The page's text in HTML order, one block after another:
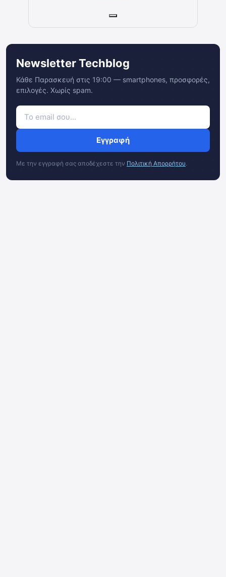
Newsletter Techblog
Κάθε Παρασκευή στις 19:00 — smartphones, προσφορές,
επιλογές. Χωρίς spam.
Εγγραφή
Με την εγγραφή σας αποδέχεστε την Πολιτική Απορρήτου.